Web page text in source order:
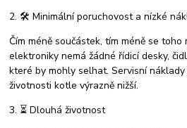
2. 🛠️ Minimální poruchovost a nízké
Čím méně součástek, tím méně se
elektroniky nemá žádné řídicí desky,
které by mohly selhat. Servisní
životnosti kotle výrazně nižší.
3. ⏳ Dlouhá životnost